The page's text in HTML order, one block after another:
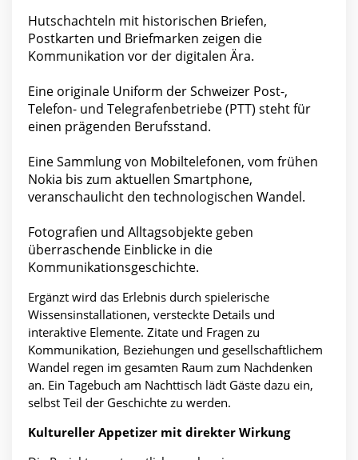
Hutschachteln mit historischen Briefen,
Postkarten und Briefmarken zeigen die
Kommunikation vor der digitalen Ära.
Eine originale Uniform der Schweizer Post-,
Telefon- und Telegrafenbetriebe (PTT) steht für
einen prägenden Berufsstand.
Eine Sammlung von Mobiltelefonen, vom frühen
Nokia bis zum aktuellen Smartphone,
veranschaulicht den technologischen Wandel.
Fotografien und Alltagsobjekte geben
überraschende Einblicke in die
Kommunikationsgeschichte.
Ergänzt wird das Erlebnis durch spielerische
Wissensinstallationen, versteckte Details und
interaktive Elemente. Zitate und Fragen zu
Kommunikation, Beziehungen und gesellschaftlichem
Wandel regen im gesamten Raum zum Nachdenken
an. Ein Tagebuch am Nachttisch lädt Gäste dazu ein,
selbst Teil der Geschichte zu werden.
Kultureller Appetizer mit direkter Wirkung